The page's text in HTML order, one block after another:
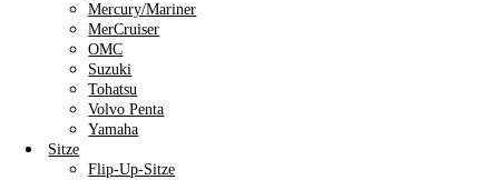
Mercury/Mariner
MerCruiser
OMC
Suzuki
Tohatsu
Volvo Penta
Yamaha
Sitze
Flip-Up-Sitze